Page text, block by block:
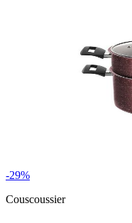
-29%
Couscoussier